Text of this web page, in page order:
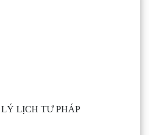
LỊCH TƯ PHÁP